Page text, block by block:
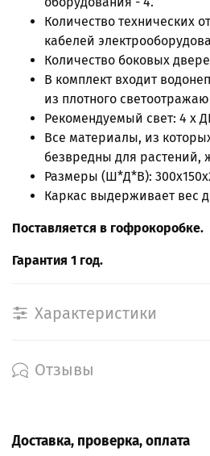
Количество технических
кабелей
Количество боковых
В комплект входит
из плотного
Рекомендуемый свет: 4 х
Все материалы, из
безвредны для растений,
Размеры (Ш*Д*В):
Каркас выдерживает вес
Поставляется в гофрокоробке.
Гарантия 1 год.
Характеристики
Отзывы
Доставка, проверка, оплата